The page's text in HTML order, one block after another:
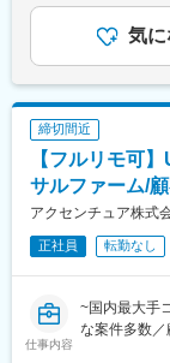
30名のチー
※中途入社事
は子育て支
短勤務も育休
■キャリア／
簡単には情報
大きいです。
変更の範囲：
の企業に活
話し方はマニ
けます
■具体的な業
・企業への
・業界動向
・取得情報
抵抗がなけ
クする担当が
円以上のイ
い方は毎月
昇給：年1回/
て上下する
です。
気に
締切間近
【フルリモ可
サルファーム/
アクセンチュア株式
正社員 転勤なし
仕事内容
~国内最大手
な案件多数